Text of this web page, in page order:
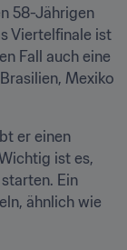
58-Jährigen
Viertelfinale ist
Fall auch eine
Mexiko
er einen
ist es,
Ein
ähnlich wie